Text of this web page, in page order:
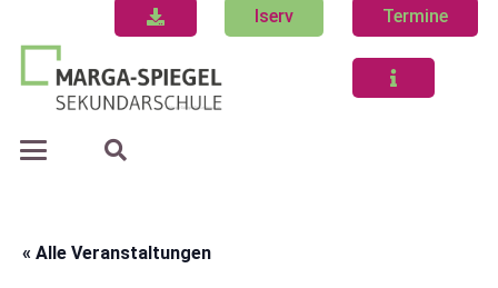
Iserv Termine
« Alle Veranstaltungen